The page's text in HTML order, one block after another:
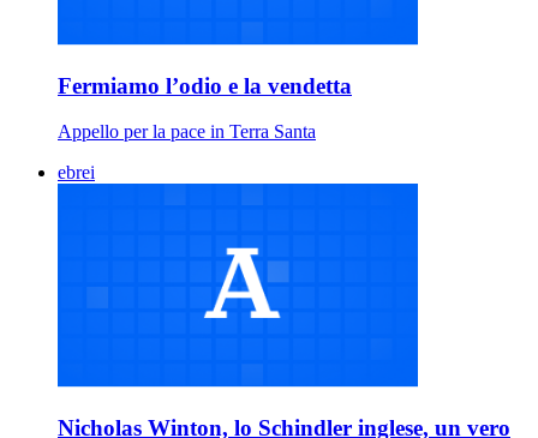
Fermiamo l’odio e la vendetta
Appello per la pace in Terra Santa
ebrei
Nicholas Winton, lo Schindler inglese, un vero